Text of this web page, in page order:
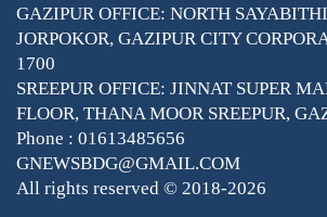
GAZIPUR OFFICE: NORTH
JORPOKOR, GAZIPUR CITY
1700
SREEPUR OFFICE: JINNAT SUPER
FLOOR, THANA MOOR SREEPUR,
Phone : 01613485656
GNEWSBDG@GMAIL.COM
All rights reserved © 2018-2026